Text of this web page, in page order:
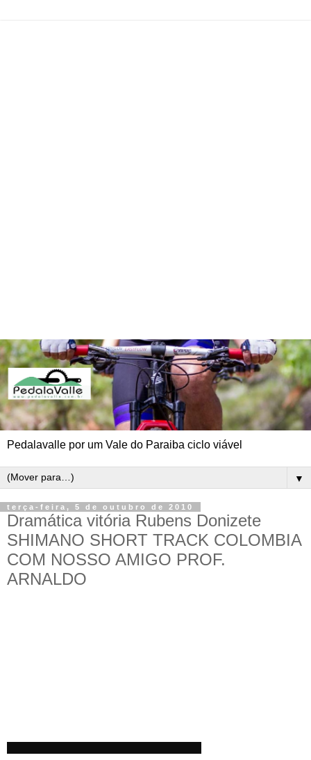
Pedalavalle por um Vale do Paraiba ciclo viável
▼
terça-feira, 5 de outubro de 2010
Dramática vitória Rubens Donizete
SHIMANO SHORT TRACK COLOMBIA
COM NOSSO AMIGO PROF.
ARNALDO